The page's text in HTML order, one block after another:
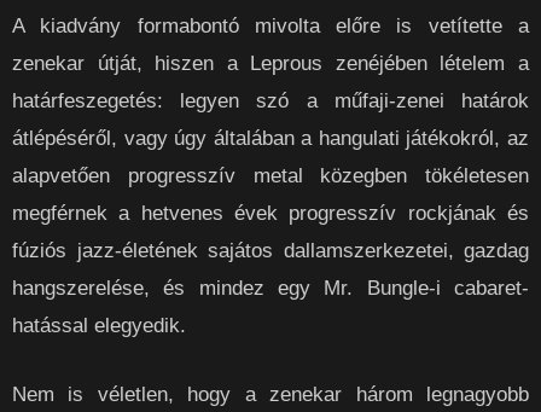
A kiadvány formabontó mivolta előre is vetítette a
zenekar útját, hiszen a Leprous zenéjében lételem a
határfeszegetés: legyen szó a műfaji-zenei határok
átlépéséről, vagy úgy általában a hangulati játékokról, az
alapvetően progresszív metal közegben tökéletesen
megférnek a hetvenes évek progresszív rockjának és
fúziós jazz-életének sajátos dallamszerkezetei, gazdag
hangszerelése, és mindez egy Mr. Bungle-i cabaret-
hatással elegyedik.
Nem is véletlen, hogy a zenekar három legnagyobb